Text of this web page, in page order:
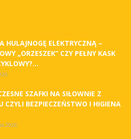
HULAJNOGĘ ELEKTRYCZNĄ –
„ORZESZEK” CZY PEŁNY KASK
SZAFKI NA SIŁOWNIE Z
CZYLI BEZPIECZEŃSTWO I HIGIENA
2026